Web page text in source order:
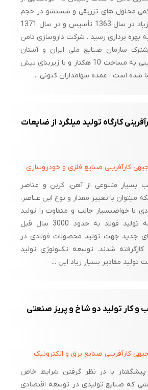
محلول های تزریقی و شستشو در حجم
های کم ، متوسط و زیاد در سال 1363 تأسیس و در سال 1371
بهره برداری رسید . شرکت داروسازی ثامن
سازمان صنایع ملی ایران و آستان
قدس رضوی ، در زمینی به مساحت 10 هکتار و با زیربنای بیش
کارگاه تولید میلگرد از ضایعات
کارآفرینی صنایع فلزی و خودروسازی
بسیار متنوعی از آهن، کربن و عناصر
میتوان با تغییر مقدار و نوع این عناصر،
با خواصبسیار جالب و متفاوت را تولید
نمود. اگرچه تاریخچه تولید فولاد به حدود 3000 سال قبل
جدید جهت تولید محصولات فولادی در
به کارگرفته شدند. توسعه تکنولوژی تولید
تولید مقادیر بسیار زیاد این ...
و کار تولید دو شاخ و پریز صنعتی
کارآفرینی صنایع برق و الکترونیک
با در نظر گرفتن شرایط خاص
که صنایع تولیدی در توسعه اقتصادی